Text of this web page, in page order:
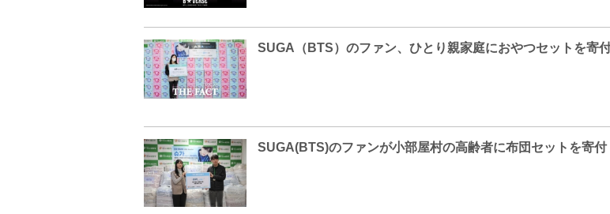
SUGA（BTS）のファン、ひとり親家庭におやつセットを寄
SUGA(BTS)のファンが小部屋村の高齢者に布団セットを寄付